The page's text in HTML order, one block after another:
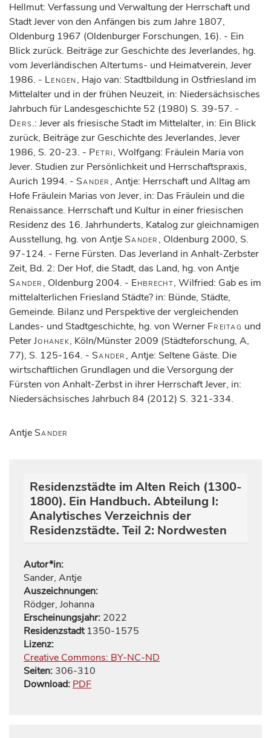
Hellmut: Verfassung und Verwaltung der Herrschaft und
Stadt Jever von den Anfängen bis zum Jahre 1807,
Oldenburg 1967 (Oldenburger Forschungen, 16). - Ein
Blick zurück. Beiträge zur Geschichte des Jeverlandes, hg.
vom Jeverländischen Altertums- und Heimatverein, Jever
1986. - Lengen, Hajo van: Stadtbildung in Ostfriesland im
Mittelalter und in der frühen Neuzeit, in: Niedersächsisches
Jahrbuch für Landesgeschichte 52 (1980) S. 39-57. -
Ders.: Jever als friesische Stadt im Mittelalter, in: Ein Blick
zurück, Beiträge zur Geschichte des Jeverlandes, Jever
1986, S. 20-23. - Petri, Wolfgang: Fräulein Maria von
Jever. Studien zur Persönlichkeit und Herrschaftspraxis,
Aurich 1994. - Sander, Antje: Herrschaft und Alltag am
Hofe Fräulein Marias von Jever, in: Das Fräulein und die
Renaissance. Herrschaft und Kultur in einer friesischen
Residenz des 16. Jahrhunderts, Katalog zur gleichnamigen
Ausstellung, hg. von Antje Sander, Oldenburg 2000, S.
97-124. - Ferne Fürsten. Das Jeverland in Anhalt-Zerbster
Zeit, Bd. 2: Der Hof, die Stadt, das Land, hg. von Antje
Sander, Oldenburg 2004. - Ehbrecht, Wilfried: Gab es im
mittelalterlichen Friesland Städte? in: Bünde, Städte,
Gemeinde. Bilanz und Perspektive der vergleichenden
Landes- und Stadtgeschichte, hg. von Werner Freitag und
PeterJohanek, Köln/Münster 2009 (Städteforschung, A,
77), S. 125-164. - Sander, Antje: Seltene Gäste. Die
wirtschaftlichen Grundlagen und die Versorgung der
Fürsten von Anhalt-Zerbst in ihrer Herrschaft Jever, in:
Niedersächsisches Jahrbuch 84 (2012) S. 321-334.
Antje Sander
Residenzstädte im Alten Reich (1300-
1800). Ein Handbuch. Abteilung I:
Analytisches Verzeichnis der
Residenzstädte. Teil 2: Nordwesten
Autor*in:
Sander, Antje
Auszeichnungen:
Rödger, Johanna
Erscheinungsjahr: 2022
Residenzstadt1350-1575
Lizenz:
Creative Commons: BY-NC-ND
Seiten: 306-310
Download: PDF